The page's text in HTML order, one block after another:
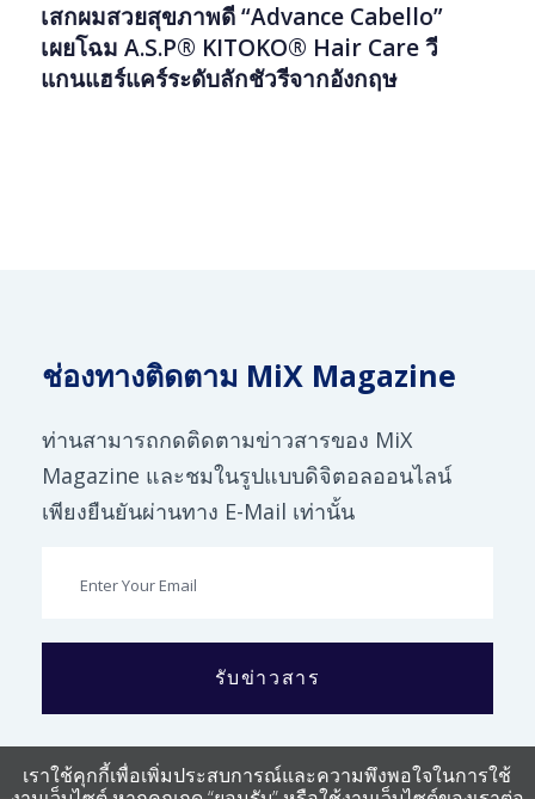
เสกผมสวยสุขภาพดี “Advance Cabello”
เผยโฉม A.S.P® KITOKO® Hair Care วี
แกนแฮร์แคร์ระดับลักชัวรีจากอังกฤษ
ช่องทางติดตาม MiX Magazine
ท่านสามารถกดติดตามข่าวสารของ MiX
Magazine และชมในรูปแบบดิจิตอลออนไลน์
เพียงยืนยันผ่านทาง E-Mail เท่านั้น
รับข่าวสาร
เราใช้คุกกี้เพื่อเพิ่มประสบการณ์และความพึงพอใจในการใช้